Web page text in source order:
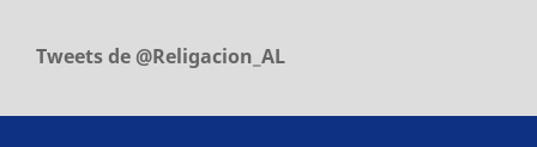
Tweets de @Religacion_AL